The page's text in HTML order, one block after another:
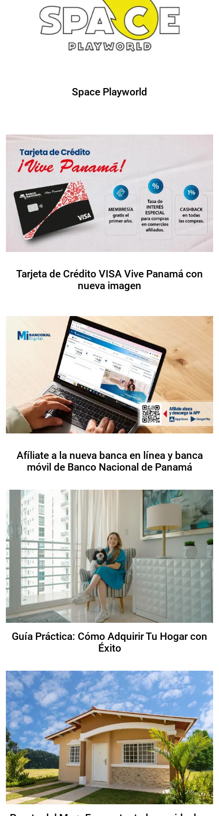
Space Playworld
Tarjeta de Crédito VISA Vive Panamá con
nueva imagen
Afíliate a la nueva banca en línea y banca
móvil de Banco Nacional de Panamá
Guía Práctica: Cómo Adquirir Tu Hogar con
Éxito